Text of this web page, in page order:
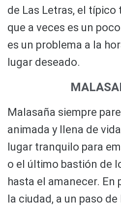
de Las Letras, el típico
que a veces es un
es un problema a la
lugar deseado.
Malasaña siempre
animada y llena de
lugar tranquilo para
o el último bastión de
hasta el amanecer. En
la ciudad, a un paso